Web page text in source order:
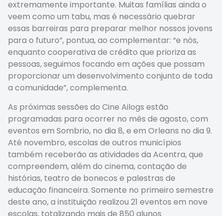
extremamente importante. Muitas famílias ainda o
veem como um tabu, mas é necessário quebrar
essas barreiras para preparar melhor nossos jovens
para o futuro”, pontua, ao complementar: “e nós,
enquanto cooperativa de crédito que prioriza as
pessoas, seguimos focando em ações que possam
proporcionar um desenvolvimento conjunto de toda
a comunidade”, complementa.
As próximas sessões do Cine Ailogs estão
programadas para ocorrer no mês de agosto, com
eventos em Sombrio, no dia 8, e em Orleans no dia 9.
Até novembro, escolas de outros municípios
também receberão as atividades da Acentra, que
compreendem, além do cinema, contação de
histórias, teatro de bonecos e palestras de
educação financeira. Somente no primeiro semestre
deste ano, a instituição realizou 21 eventos em nove
escolas, totalizando mais de 850 alunos